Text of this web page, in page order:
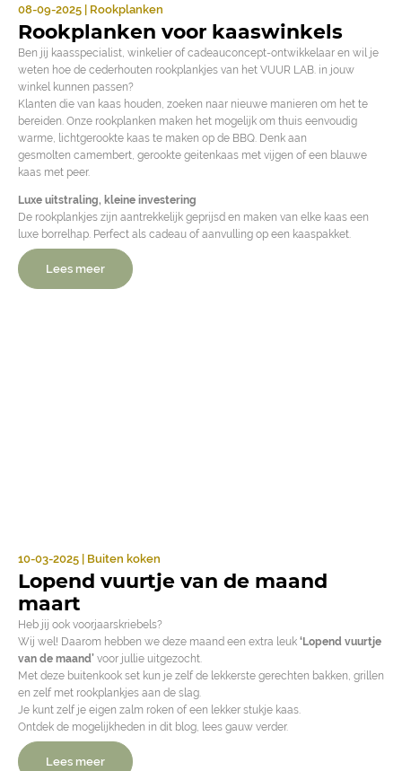
08-09-2025 | Rookplanken
Rookplanken voor kaaswinkels
Ben jij kaasspecialist, winkelier of cadeauconcept-ontwikkelaar en wil je
weten hoe de cederhouten rookplankjes van het VUUR LAB. in jouw
winkel kunnen passen?
Klanten die van kaas houden, zoeken naar nieuwe manieren om het te
bereiden. Onze rookplanken maken het mogelijk om thuis eenvoudig
warme, lichtgerookte kaas te maken op de BBQ. Denk aan
gesmolten camembert, gerookte geitenkaas met vijgen of een blauwe
kaas met peer.
Luxe uitstraling, kleine investering
De rookplankjes zijn aantrekkelijk geprijsd en maken van elke kaas een
luxe borrelhap. Perfect als cadeau of aanvulling op een kaaspakket.
Lees meer
10-03-2025 | Buiten koken
Lopend vuurtje van de maand
maart
Heb jij ook voorjaarskriebels?
Wij wel! Daarom hebben we deze maand een extra leuk ‘Lopend vuurtje
van de maand’ voor jullie uitgezocht.
Met deze buitenkook set kun je zelf de lekkerste gerechten bakken, grillen
en zelf met rookplankjes aan de slag.
Je kunt zelf je eigen zalm roken of een lekker stukje kaas.
Ontdek de mogelijkheden in dit blog, lees gauw verder.
Lees meer